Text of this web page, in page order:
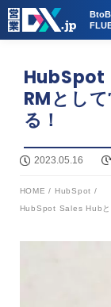
BtoB
HubSpot
RMとし
る！
2023.05.16
HOME / HubSpot /
HubSpot Sales Hubと